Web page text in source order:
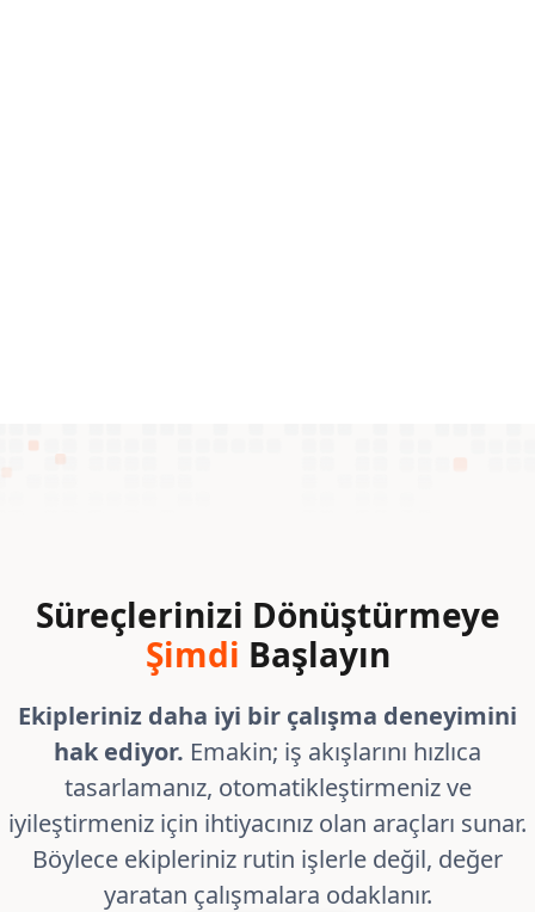
Süreçlerinizi Dönüştürmeye
Şimdi Başlayın
Ekipleriniz daha iyi bir çalışma deneyimini
hak ediyor. Emakin; iş akışlarını hızlıca
tasarlamanız, otomatikleştirmeniz ve
iyileştirmeniz için ihtiyacınız olan araçları sunar.
Böylece ekipleriniz rutin işlerle değil, değer
yaratan çalışmalara odaklanır.